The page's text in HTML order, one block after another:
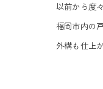
以前から度
福岡市内の
外構も仕上